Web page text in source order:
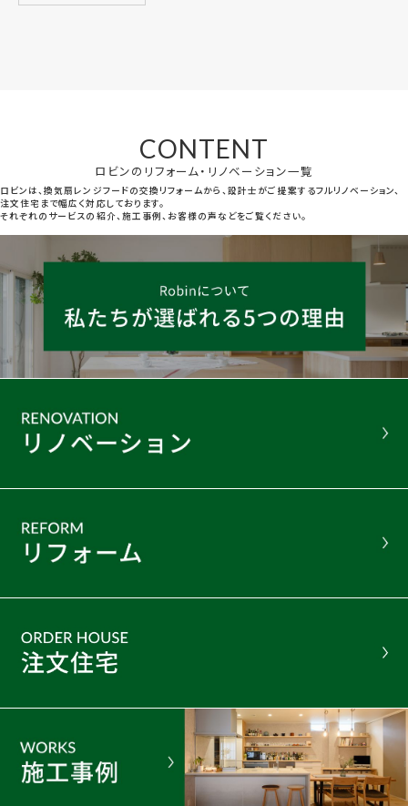
CONTENT
ロビンのリフォーム・リノベーション一覧
ロビンは、換気扇レンジフードの交換リフォームから、設計士がご提案するフルリノベーション、
注文住宅まで幅広く対応しております。
それぞれのサービスの紹介、施工事例、お客様の声などをご覧ください。